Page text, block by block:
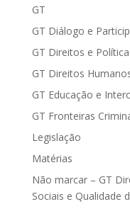
GT
GT Diálogo e
GT Direitos e
GT Direitos
GT Educação e
GT Fronteiras
Legislação
Matérias
Não marcar – GT
Sociais e Qualidade